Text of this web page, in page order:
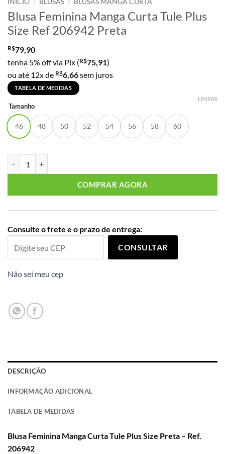
Blusa Feminina Manga Curta Tule Plus
Size Ref 206942 Preta
R$79,90
tenha 5% off via Pix (R$75,91)
ou até 12x de R$6,66sem juros
TABELA DE MEDIDAS
Tamanho
46 48 50 52 54 56 58 60
LIMPAR
COMPRAR AGORA
Consulte o frete e o prazo de entrega:
CONSULTAR
Não sei meu cep
DESCRIÇÃO
INFORMAÇÃO ADICIONAL
TABELA DE MEDIDAS
Blusa Feminina Manga Curta Tule Plus Size Preta – Ref.
206942